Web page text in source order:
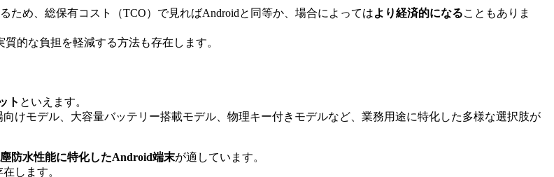
ため、総保有コスト（TCO）で見ればAndroidと同等か、場合によってはより経済的になることもありま
的な負担を軽減する方法も存在します。
ト といえます。
けモデル、大容量バッテリー搭載モデル、物理キー付きモデルなど、業務用途に特化した多様な選択肢が
防水性能に特化したAndroid端末が適しています。
します。